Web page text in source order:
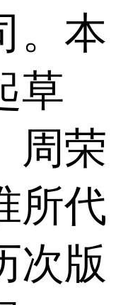
。本
草
周荣
所代
次版